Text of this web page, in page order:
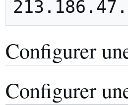
Configurer
Configurer